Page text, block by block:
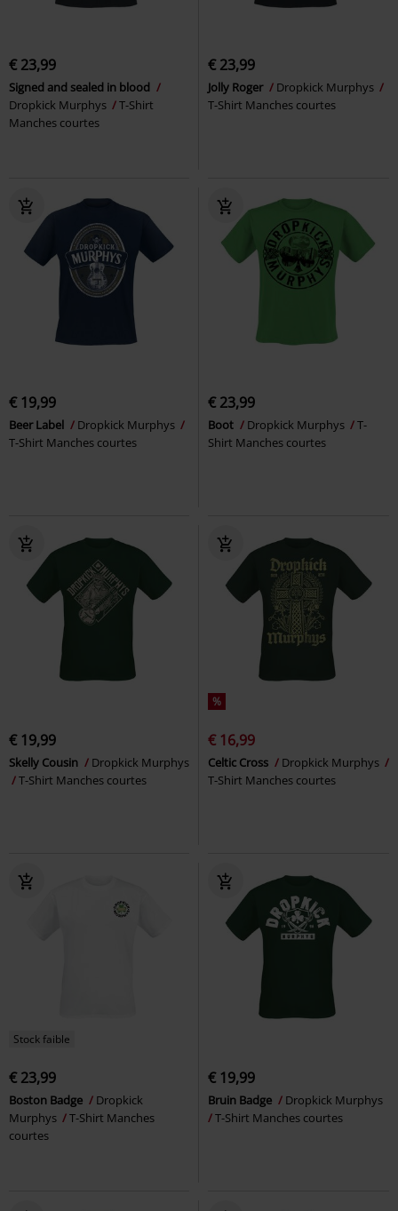
€ 23,99
Signed and sealed in blood
Dropkick Murphys
T-Shirt
Manches courtes
€ 23,99
Jolly Roger
Dropkick Murphys
T-Shirt Manches courtes
€ 19,99
Beer Label
Dropkick Murphys
T-Shirt Manches courtes
€ 23,99
Boot Dropkick Murphys
T-
Shirt Manches courtes
€ 19,99
Skelly Cousin
Dropkick Murphys
T-Shirt Manches courtes
%
€ 16,99
Celtic Cross
Dropkick Murphys
T-Shirt Manches courtes
Stock faible
€ 23,99
Boston Badge
Dropkick
Murphys
T-Shirt Manches
courtes
€ 19,99
Bruin Badge
Dropkick Murphys
T-Shirt Manches courtes